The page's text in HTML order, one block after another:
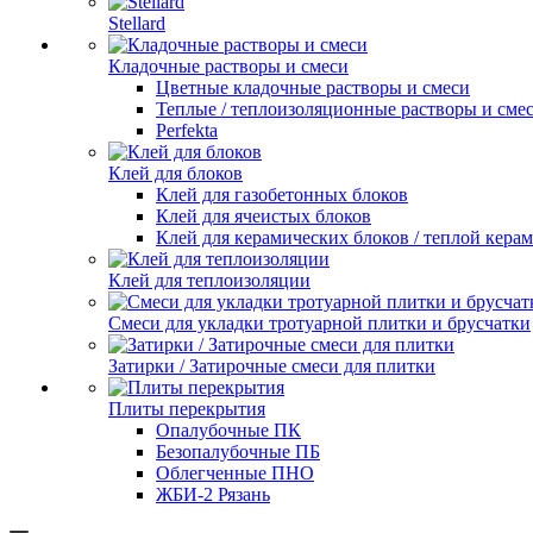
Stellard
Кладочные растворы и смеси
Цветные кладочные растворы и смеси
Теплые / теплоизоляционные растворы и
Perfekta
Клей для блоков
Клей для газобетонных блоков
Клей для ячеистых блоков
Клей для керамических блоков / теплой
Клей для теплоизоляции
Смеси для укладки тротуарной плитки и брусчатки
Затирки / Затирочные смеси для плитки
Плиты перекрытия
Опалубочные ПК
Безопалубочные ПБ
Облегченные ПНО
ЖБИ-2 Рязань